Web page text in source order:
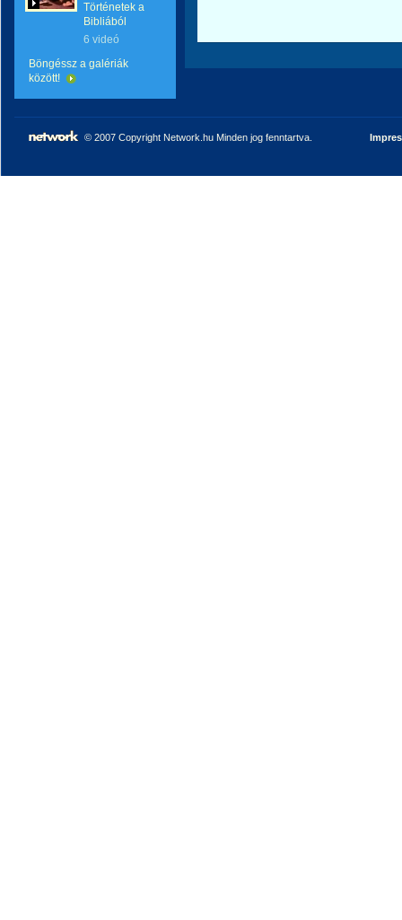
Történetek a
Bibliából
6 videó
Böngéssz a galériák
között!
© 2007 Copyright Network.hu Minden jog fenntartva.